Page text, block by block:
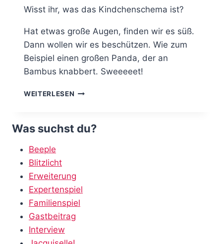
Wisst ihr, was das Kindchenschema ist?
Hat etwas große Augen, finden wir es süß.
Dann wollen wir es beschützen. Wie zum
Beispiel einen großen Panda, der an
Bambus knabbert. Sweeeeet!
WEITERLESEN YOU
RIGHT
ROUND
Was suchst du?
Beeple
Blitzlicht
Erweiterung
Expertenspiel
Familienspiel
Gastbeitrag
Interview